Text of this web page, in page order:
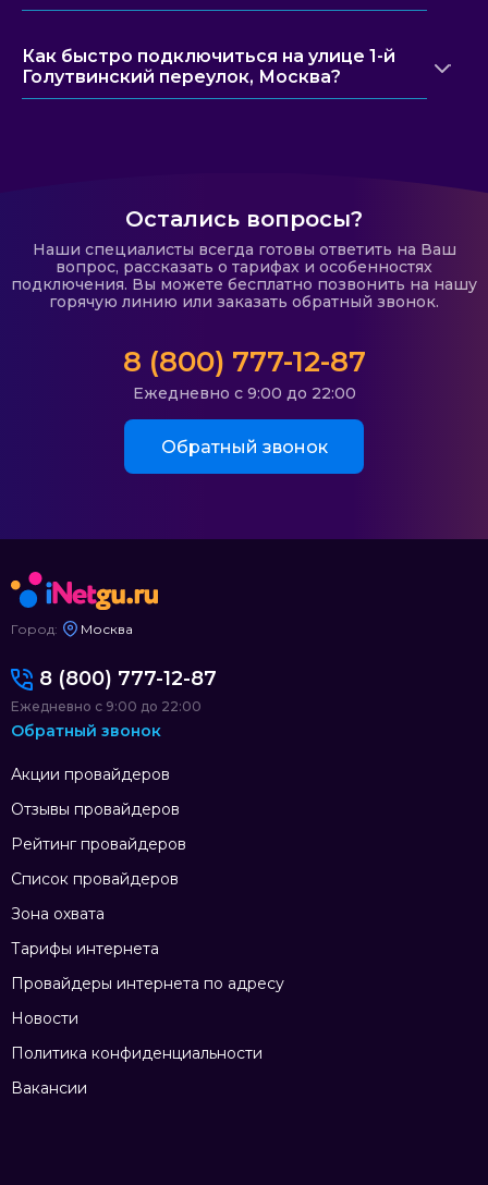
Как быстро подключиться на улице 1-й
Голутвинский переулок, Москва?
Остались вопросы?
Наши специалисты всегда готовы ответить на Ваш
вопрос, рассказать о тарифах и особенностях
подключения. Вы можете бесплатно позвонить на нашу
горячую линию или заказать обратный звонок.
8 (800) 777-12-87
Ежедневно с 9:00 до 22:00
Обратный звонок
Город: Москва
Акции провайдеров
Отзывы провайдеров
Рейтинг провайдеров
Список провайдеров
Зона охвата
Тарифы интернета
Провайдеры интернета по адресу
Новости
Политика конфиденциальности
Вакансии
8 (800) 777-12-87
Ежедневно с 9:00 до 22:00
Обратный звонок